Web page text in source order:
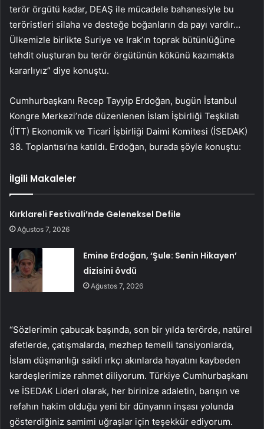
terör örgütü kadar, DEAŞ ile mücadele bahanesiyle bu
teröristleri silaha ve desteğe boğanların da payı vardır…
Ülkemizle birlikte Suriye ve Irak’ın toprak bütünlüğüne
tehdit oluşturan bu terör örgütünün kökünü kazımakta
kararlıyız” diye konuştu.
Cumhurbaşkanı Recep Tayyip Erdoğan, bugün İstanbul
Kongre Merkezi’nde düzenlenen İslam İşbirliği Teşkilatı
(İTT) Ekonomik ve Ticari İşbirliği Daimi Komitesi (İSEDAK)
38. Toplantısı’na katıldı. Erdoğan, burada şöyle konuştu:
İlgili Makaleler
Kırklareli Festivali’nde Geleneksel Defile
Ağustos 7, 2026
Emine Erdoğan, ‘Şule: Senin Hikayen’
dizisini övdü
Ağustos 7, 2026
“Sözlerimin çabucak başında, son bir yılda terörde, natürel
afetlerde, çatışmalarda, mezhep temelli tansiyonlarda,
İslam düşmanlığı saikli ırkçı akınlarda hayatını kaybeden
kardeşlerimize rahmet diliyorum. Türkiye Cumhurbaşkanı
ve İSEDAK Lideri olarak, her birinize adaletin, barışın ve
refahın hakim olduğu yeni bir dünyanın inşası yolunda
gösterdiğiniz samimi uğraşlar için teşekkür ediyorum.